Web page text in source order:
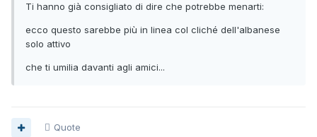
Ti hanno già consigliato di dire che potrebbe menarti:
ecco questo sarebbe più in linea col cliché dell'albanese
solo attivo
che ti umilia davanti agli amici...
Quote